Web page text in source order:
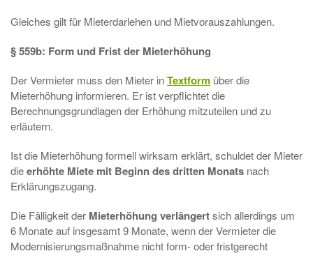
Gleiches gilt für Mieterdarlehen und Mietvorauszahlungen.
§ 559b: Form und Frist der Mieterhöhung
Der Vermieter muss den Mieter inTextform über die
Mieterhöhung informieren. Er ist verpflichtet die
Berechnungsgrundlagen der Erhöhung mitzuteilen und zu
erläutern.
Ist die Mieterhöhung formell wirksam erklärt, schuldet der Mieter
dieerhöhte Miete mit Beginn des dritten Monats nach
Erklärungszugang.
Die Fälligkeit der Mieterhöhung verlängertsich allerdings um
6 Monate auf insgesamt 9 Monate, wenn der Vermieter die
Modernisierungsmaßnahme nicht form- oder fristgerecht